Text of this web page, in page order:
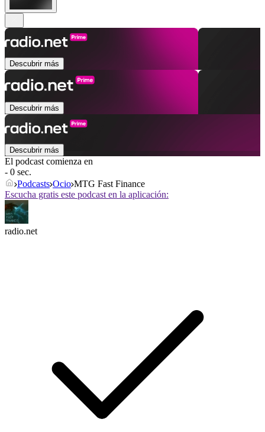
Descubrir más
Descubrir más
Descubrir más
El podcast comienza en
- 0 sec.
Podcasts Ocio MTG Fast Finance
Escucha gratis este podcast en la aplicación:
radio.net